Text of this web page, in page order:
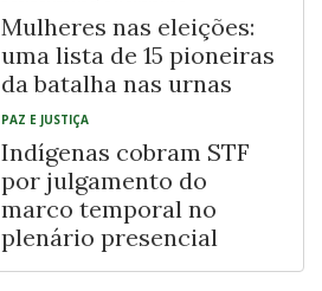
Mulheres nas eleições:
uma lista de 15 pioneiras
da batalha nas urnas
PAZ E JUSTIÇA
Indígenas cobram STF
por julgamento do
marco temporal no
plenário presencial